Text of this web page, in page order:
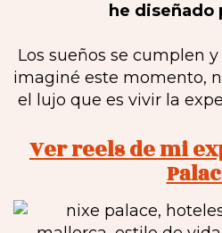
he diseñado
Los sueños se cumplen
imaginé este momento,
el lujo que es vivir la
Ver reels de mi